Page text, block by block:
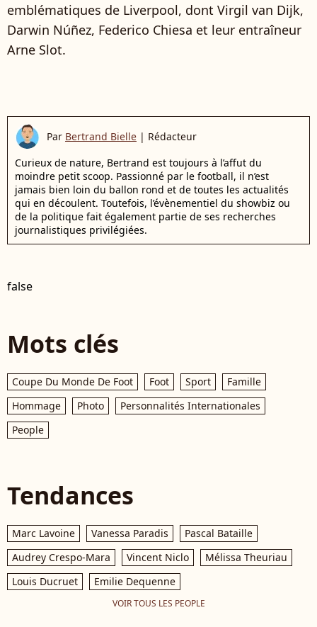
emblématiques de Liverpool, dont Virgil van Dijk,
Darwin Núñez, Federico Chiesa et leur entraîneur
Arne Slot.
Par Bertrand Bielle | Rédacteur
Curieux de nature, Bertrand est toujours à l’affut du
moindre petit scoop. Passionné par le football, il n’est
jamais bien loin du ballon rond et de toutes les actualités
qui en découlent. Toutefois, l’évènementiel du showbiz ou
de la politique fait également partie de ses recherches
journalistiques privilégiées.
false
Mots clés
Coupe Du Monde De Foot Foot Sport
Famille
Hommage
Photo
Personnalités Internationales
People
Tendances
Marc Lavoine Vanessa Paradis
Pascal Bataille
Audrey Crespo-Mara
Vincent Niclo
Mélissa Theuriau
Louis Ducruet
Emilie Dequenne
VOIR TOUS LES PEOPLE